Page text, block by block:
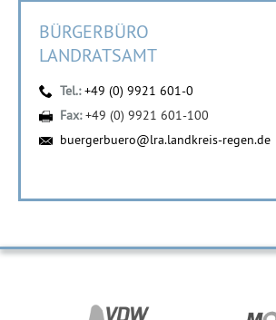
BÜRGERBÜRO
LANDRATSAMT
Tel.:+49 (0) 9921 601-0
Fax:+49 (0) 9921 601-100
buergerbuero@lra.landkreis-regen.de